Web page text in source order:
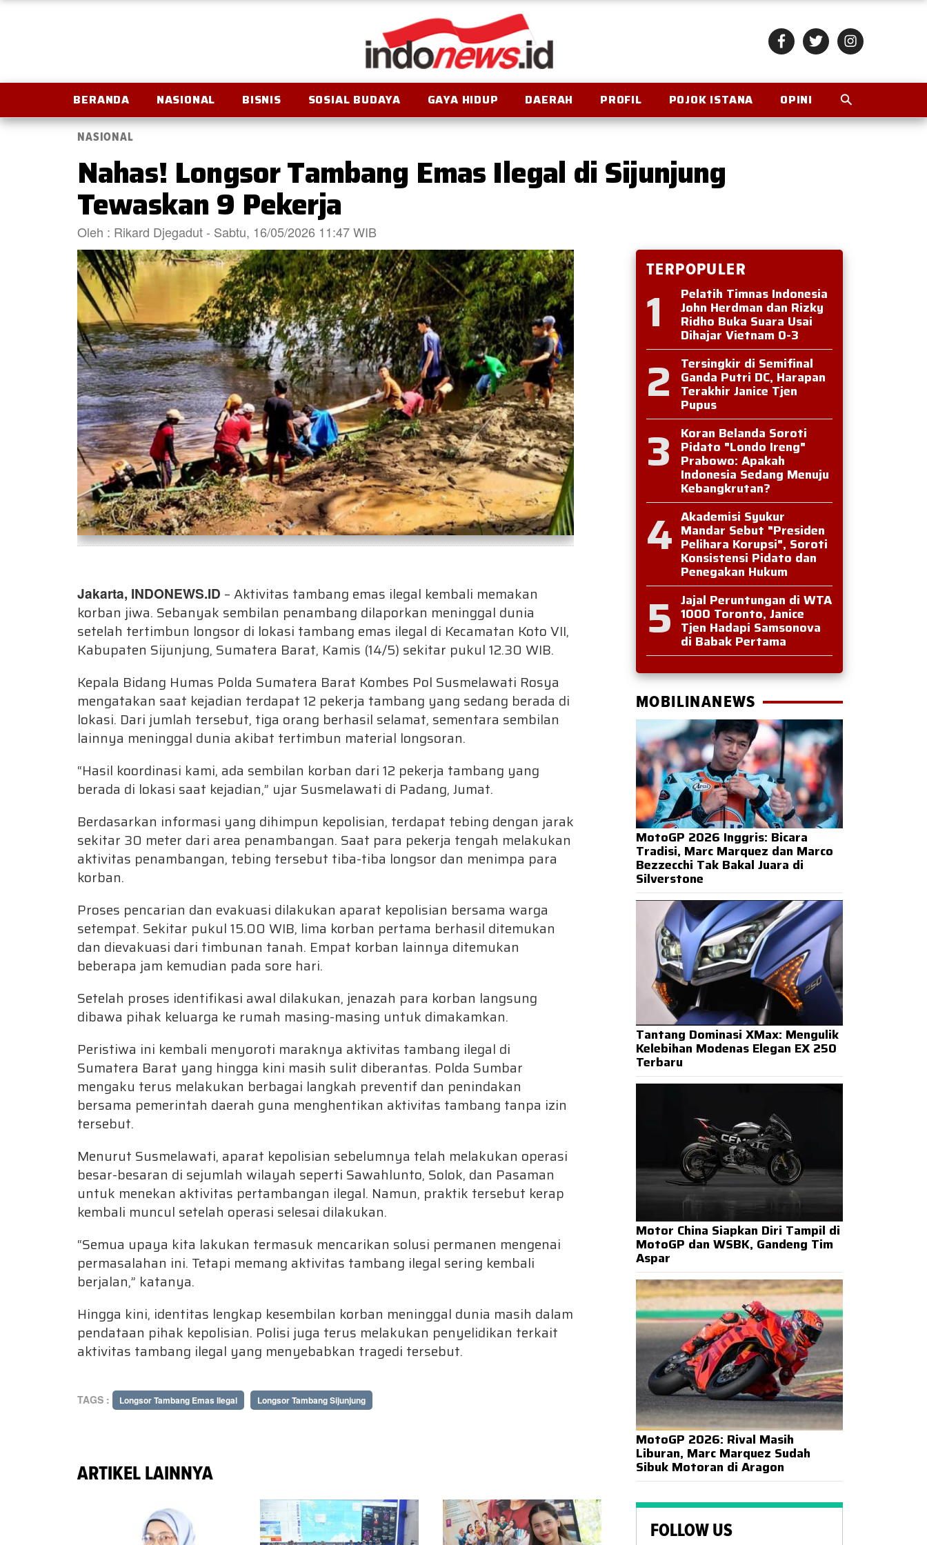
BERANDA NASIONAL BISNIS SOSIAL BUDAYA GAYA HIDUP DAERAH PROFIL POJOK ISTANA OPINI
NASIONAL
Nahas! Longsor Tambang Emas Ilegal di Sijunjung
Tewaskan 9 Pekerja
Oleh : Rikard Djegadut - Sabtu, 16/05/2026 11:47 WIB
Jakarta, INDONEWS.ID – Aktivitas tambang emas ilegal kembali memakan
korban jiwa. Sebanyak sembilan penambang dilaporkan meninggal dunia
setelah tertimbun longsor di lokasi tambang emas ilegal di Kecamatan Koto VII,
Kabupaten Sijunjung, Sumatera Barat, Kamis (14/5) sekitar pukul 12.30 WIB.
Kepala Bidang Humas Polda Sumatera Barat Kombes Pol Susmelawati Rosya
mengatakan saat kejadian terdapat 12 pekerja tambang yang sedang berada di
lokasi. Dari jumlah tersebut, tiga orang berhasil selamat, sementara sembilan
lainnya meninggal dunia akibat tertimbun material longsoran.
“Hasil koordinasi kami, ada sembilan korban dari 12 pekerja tambang yang
berada di lokasi saat kejadian,” ujar Susmelawati di Padang, Jumat.
Berdasarkan informasi yang dihimpun kepolisian, terdapat tebing dengan jarak
sekitar 30 meter dari area penambangan. Saat para pekerja tengah melakukan
aktivitas penambangan, tebing tersebut tiba-tiba longsor dan menimpa para
korban.
Proses pencarian dan evakuasi dilakukan aparat kepolisian bersama warga
setempat. Sekitar pukul 15.00 WIB, lima korban pertama berhasil ditemukan
dan dievakuasi dari timbunan tanah. Empat korban lainnya ditemukan
beberapa jam kemudian pada sore hari.
Setelah proses identifikasi awal dilakukan, jenazah para korban langsung
dibawa pihak keluarga ke rumah masing-masing untuk dimakamkan.
Peristiwa ini kembali menyoroti maraknya aktivitas tambang ilegal di
Sumatera Barat yang hingga kini masih sulit diberantas. Polda Sumbar
mengaku terus melakukan berbagai langkah preventif dan penindakan
bersama pemerintah daerah guna menghentikan aktivitas tambang tanpa izin
tersebut.
Menurut Susmelawati, aparat kepolisian sebelumnya telah melakukan operasi
besar-besaran di sejumlah wilayah seperti Sawahlunto, Solok, dan Pasaman
untuk menekan aktivitas pertambangan ilegal. Namun, praktik tersebut kerap
kembali muncul setelah operasi selesai dilakukan.
“Semua upaya kita lakukan termasuk mencarikan solusi permanen mengenai
permasalahan ini. Tetapi memang aktivitas tambang ilegal sering kembali
berjalan,” katanya.
Hingga kini, identitas lengkap kesembilan korban meninggal dunia masih dalam
pendataan pihak kepolisian. Polisi juga terus melakukan penyelidikan terkait
aktivitas tambang ilegal yang menyebabkan tragedi tersebut.
TAGS : Longsor Tambang Emas Ilegal Longsor Tambang Sijunjung
ARTIKEL LAINNYA
TERPOPULER
1 Pelatih Timnas Indonesia
John Herdman dan Rizky
Ridho Buka Suara Usai
Dihajar Vietnam 0-3
2 Tersingkir di Semifinal
Ganda Putri DC, Harapan
Terakhir Janice Tjen
Pupus
3 Koran Belanda Soroti
Pidato "Londo Ireng"
Prabowo: Apakah
Indonesia Sedang Menuju
Kebangkrutan?
4 Akademisi Syukur
Mandar Sebut "Presiden
Pelihara Korupsi", Soroti
Konsistensi Pidato dan
Penegakan Hukum
5 Jajal Peruntungan di WTA
1000 Toronto, Janice
Tjen Hadapi Samsonova
di Babak Pertama
MOBILINANEWS
MotoGP 2026 Inggris: Bicara
Tradisi, Marc Marquez dan Marco
Bezzecchi Tak Bakal Juara di
Silverstone
Tantang Dominasi XMax: Mengulik
Kelebihan Modenas Elegan EX 250
Terbaru
Motor China Siapkan Diri Tampil di
MotoGP dan WSBK, Gandeng Tim
Aspar
MotoGP 2026: Rival Masih
Liburan, Marc Marquez Sudah
Sibuk Motoran di Aragon
FOLLOW US